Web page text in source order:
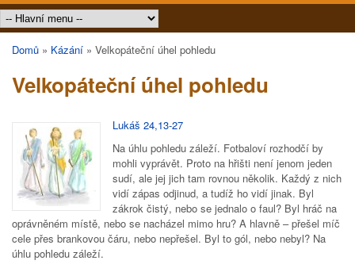
Hlavní menu
Jste zde
Domů » Kázání » Velkopáteční úhel pohledu
Velkopáteční úhel pohledu
Lukáš 24,13-27
Na úhlu pohledu záleží. Fotbaloví rozhodčí by
mohli vyprávět. Proto na hřišti není jenom jeden
sudí, ale jej jich tam rovnou několik. Každý z nich
vidí zápas odjinud, a tudíž ho vidí jinak. Byl
zákrok čistý, nebo se jednalo o faul? Byl hráč na
oprávněném místě, nebo se nacházel mimo hru? A hlavně – přešel míč
cele přes brankovou čáru, nebo nepřešel. Byl to gól, nebo nebyl? Na
úhlu pohledu záleží.